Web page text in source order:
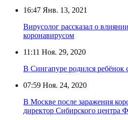
16:47 Янв. 13, 2021
Вирусолог рассказал о
коронавирусом
11:11 Ноя. 29, 2020
В Сингапуре родился
07:59 Ноя. 24, 2020
В Москве после заражения
директор Сибирского центра